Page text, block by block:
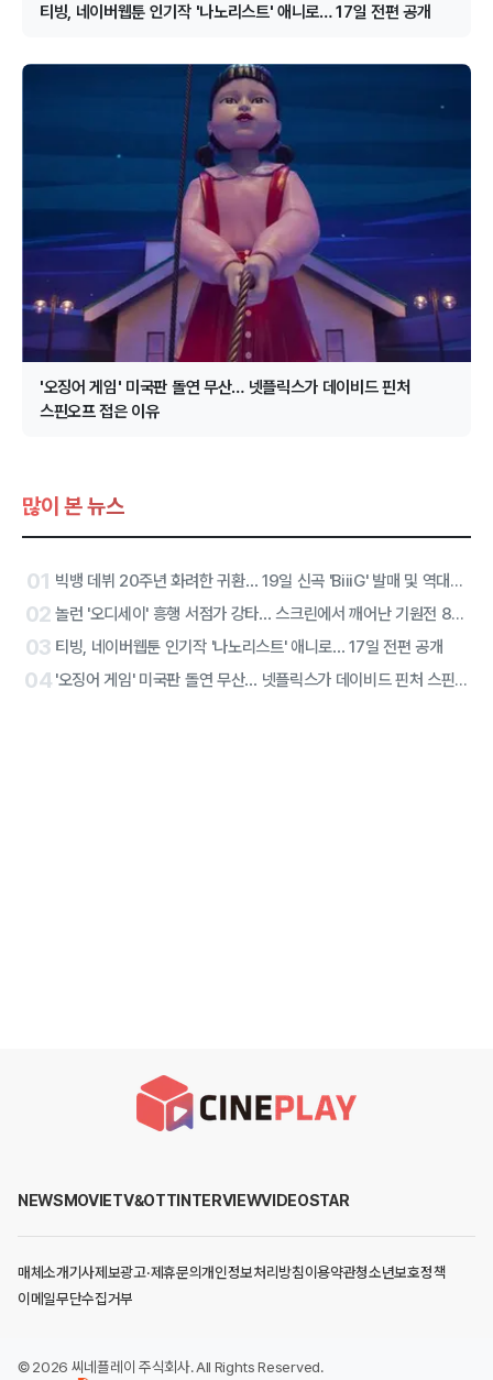
티빙, 네이버웹툰 인기작 '나노리스트' 애니로… 17일 전편 공개
'오징어 게임' 미국판 돌연 무산… 넷플릭스가 데이비드 핀처
스핀오프 접은 이유
많이 본 뉴스
01 빅뱅 데뷔 20주년 화려한 귀환… 19일 신곡 'BiiiG' 발매 및 역대급 잠실 프로젝트 가동
02 놀런 '오디세이' 흥행 서점가 강타… 스크린에서 깨어난 기원전 8세기의 텍스트
03 티빙, 네이버웹툰 인기작 '나노리스트' 애니로… 17일 전편 공개
04 '오징어 게임' 미국판 돌연 무산… 넷플릭스가 데이비드 핀처 스핀오프 접은 이유
NEWSMOVIETV&OTTINTERVIEWVIDEOSTAR
매체소개기사제보광고·제휴문의개인정보처리방침이용약관청소년보호정책
이메일무단수집거부
© 2026 씨네플레이 주식회사. All Rights Reserved.